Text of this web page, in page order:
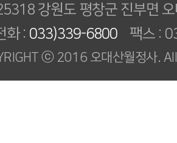
강원도 평창군 진부면
화 : 033)339-6800 팩스 :
ⓒ 2016 오대산월정사.